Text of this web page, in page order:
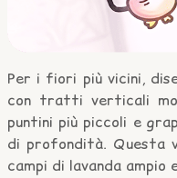
Per i fiori più vicini,
con tratti verticali
puntini più piccoli e
di profondità. Questa
campi di lavanda ampio